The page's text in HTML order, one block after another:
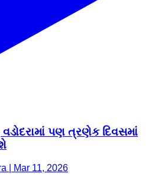
પણ ત્રણેક દિવસમાં
| Mar 11, 2026